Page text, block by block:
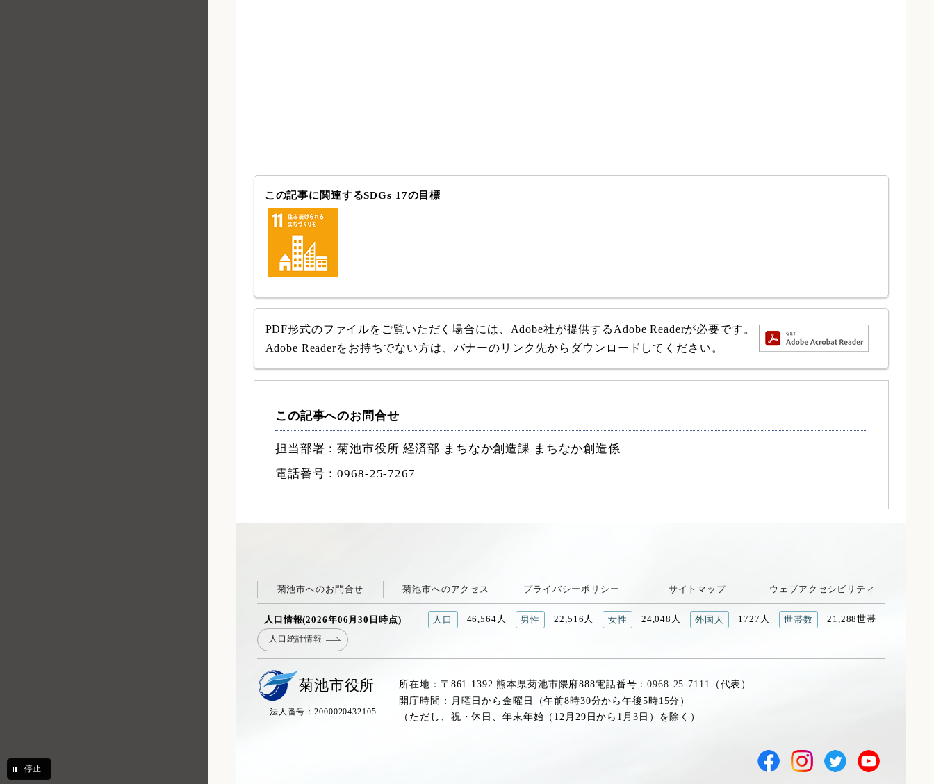
停止
この記事に関連するSDGs 17の目標
PDF形式のファイルをご覧いただく場合には、Adobe社が提供するAdobe Readerが必要です。
Adobe Readerをお持ちでない方は、バナーのリンク先からダウンロードしてください。
この記事へのお問合せ
担当部署：菊池市役所 経済部 まちなか創造課 まちなか創造係
電話番号：0968-25-7267
菊池市へのお問合せ 菊池市へのアクセス プライバシーポリシー サイトマップ ウェブアクセシビリティ
人口情報(2026年06月30日時点) 人口 46,564人 男性 22,516人 女性 24,048人 外国人 1727人 世帯数 21,288世帯
人口統計情報
菊池市役所
法人番号：2000020432105
所在地：〒861-1392 熊本県菊池市隈府888電話番号：0968-25-7111
（代表）
開庁時間：月曜日から金曜日（午前8時30分から午後5時15分）
（ただし、祝・休日、年末年始（12月29日から1月3日）を除く）